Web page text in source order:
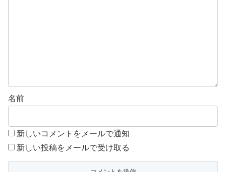
名前
新しいコメントをメールで通知
新しい投稿をメールで受け取る